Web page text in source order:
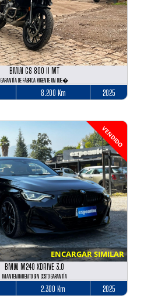
BMW GS 800 II MT
GARANTÍA DE FÁBRICA VIGENTE UN DUE�
8.200 Km 2025
VENDIDO
ENCARGAR SIMILAR
BMW M240 XDRIVE 3.0
MANTENIMIENTO SIN COSTO GARANTÍA
2.300 Km 2025